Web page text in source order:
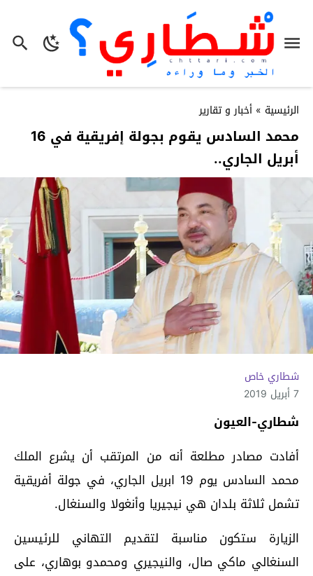
الرئيسية » أخبار و تقارير
محمد السادس يقوم بجولة إفريقية في 16
أبريل الجاري..
شطاري خاص
7 أبريل 2019
شطاري-العيون
أفادت مصادر مطلعة أنه من المرتقب أن يشرع الملك
محمد السادس يوم 19 ابريل الجاري، في جولة أفريقية
تشمل ثلاثة بلدان هي نيجيريا وأنغولا والسنغال.
الزيارة ستكون مناسبة لتقديم التهاني للرئيسين
السنغالي ماكي صال، والنيجيري ومحمدو بوهاري، على